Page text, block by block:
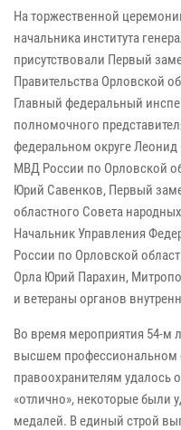
На торжественной
начальника института
присутствовали Первый
Правительства Орловской
Главный федеральный
полномочного
федеральном округе
МВД России по Орловской
Юрий Савенков, Первый
областного Совета
Начальник Управления
России по Орловской
Орла Юрий Парахин,
и ветераны органов
Во время мероприятия 54-м
высшем профессиональном
правоохранителям удалось
«отлично», некоторые были
медалей. В единый строй